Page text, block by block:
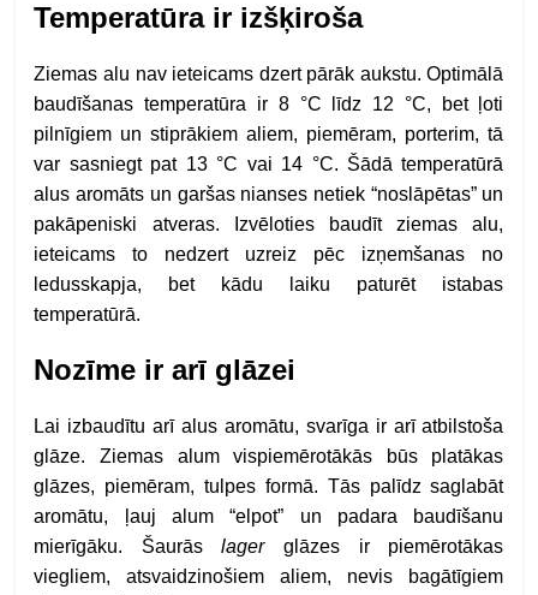
Temperatūra ir izšķiroša
Ziemas alu nav ieteicams dzert pārāk aukstu. Optimālā
baudīšanas temperatūra ir 8 °C līdz 12 °C, bet ļoti
pilnīgiem un stiprākiem aliem, piemēram, porterim, tā
var sasniegt pat 13 °C vai 14 °C. Šādā temperatūrā
alus aromāts un garšas nianses netiek “noslāpētas” un
pakāpeniski atveras. Izvēloties baudīt ziemas alu,
ieteicams to nedzert uzreiz pēc izņemšanas no
ledusskapja, bet kādu laiku paturēt istabas
temperatūrā.
Nozīme ir arī glāzei
Lai izbaudītu arī alus aromātu, svarīga ir arī atbilstoša
glāze. Ziemas alum vispiemērotākās būs platākas
glāzes, piemēram, tulpes formā. Tās palīdz saglabāt
aromātu, ļauj alum “elpot” un padara baudīšanu
mierīgāku. Šaurāslagerglāzes ir piemērotākas
viegliem, atsvaidzinošiem aliem, nevis bagātīgiem